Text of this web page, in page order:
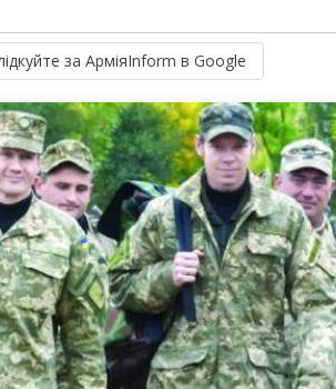
за АрміяInform в Google